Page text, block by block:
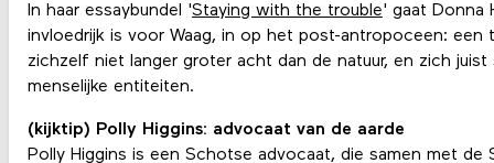
In haar essaybundel 'Staying with the trouble' gaat Donna
invloedrijk is voor Waag, in op het post-antropoceen: een
zichzelf niet langer groter acht dan de natuur, en zich
menselijke entiteiten.
(kijktip) Polly Higgins: advocaat van de aarde
Polly Higgins is een Schotse advocaat, die samen met de